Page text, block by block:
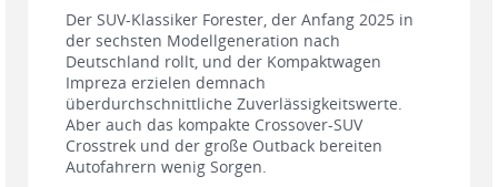
Der SUV-Klassiker Forester, der Anfang 2025 in
der sechsten Modellgeneration nach
Deutschland rollt, und der Kompaktwagen
Impreza erzielen demnach
überdurchschnittliche Zuverlässigkeitswerte.
Aber auch das kompakte Crossover-SUV
Crosstrek und der große Outback bereiten
Autofahrern wenig Sorgen.